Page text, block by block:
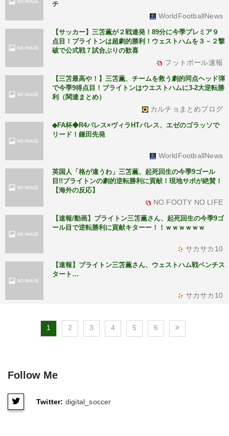
チ
WorldFootballNews
【サッカー】三笘薫が２戦連発！89分に今季プレミア９
点目！ブライトンは超劇的勝利！ウェストハムを３－２撃
破で公式戦７試合ぶりの歓喜
フットボール速報
【三笘最高や！】三笘薫、チームを救う劇的同点ヘッド弾
で今季9得点目！ブライトンはウエストハムに3-2大逆転勝
利（関連まとめ）
カルチョまとめブログ
◆FA杯◆R4パレス×ヴィラHTパレス、エゼのゴラッソで
リード！鎌田先発
WorldFootballNews
英国人「格が違うわ」三笘薫、起死回生の今季9ゴール
目!!ブライトンの劇的逆転勝利に貢献！現地サポが絶賛！
【海外の反応】
NO FOOTY NO LIFE
【速報/動画】ブライトン三笘薫さん、起死回生の今季9ゴ
ール目で逆転勝利に貢献キターー！！ｗｗｗｗｗｗ
サカサカ10
【速報】ブライトン三笘薫さん、ウェストハム戦ベンチス
タート…
サカサカ10
1 2 3 4 5 6
Follow Me
Twitter: digital_soccer